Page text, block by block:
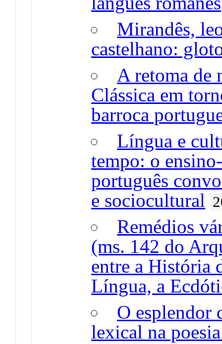
Mirandês,
castelhano:
A retoma de
Clássica em
barroca
Língua e
tempo: o
português
e sociocultural
Remédios
(ms. 142 do
entre a História
Língua, a
O esplendor
lexical na